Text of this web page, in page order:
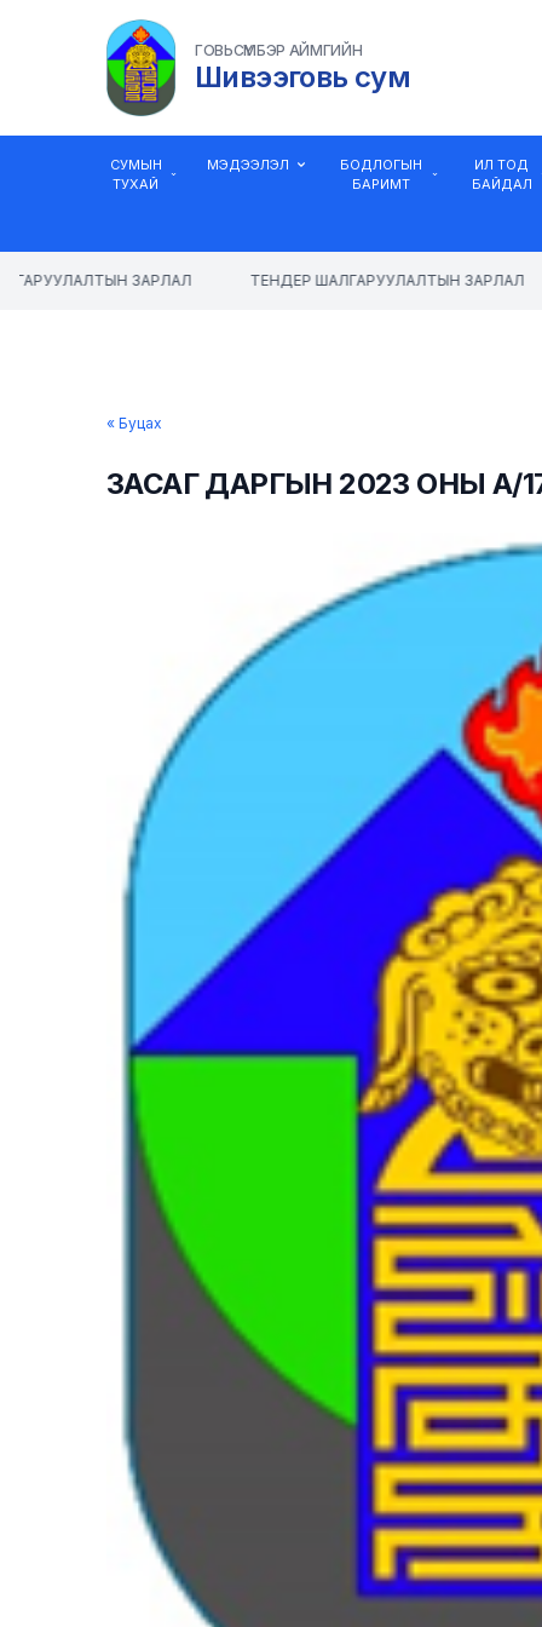
ГОВЬСҮМБЭР АЙМГИЙН
Шивээговь сум
СУМЫН
ТУХАЙ
МЭДЭЭЛЭЛ
БОДЛОГЫН
БАРИМТ
ИЛ ТОД
БАЙДАЛ
ЗАРЛАЛ ТЕНДЕР ШАЛГАРУУЛАЛТЫН ЗАРЛАЛ
« Буцах
ЗАСАГ ДАРГЫН 2023 ОНЫ А/